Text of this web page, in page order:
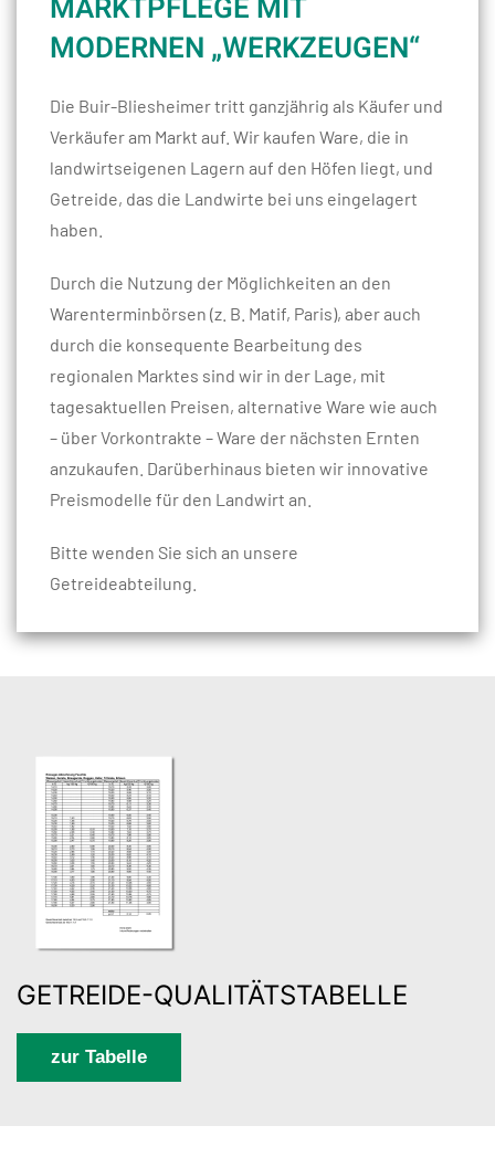
MARKTPFLEGE MIT
MODERNEN „WERKZEUGEN“
Die Buir-Bliesheimer tritt ganzjährig als Käufer und
Verkäufer am Markt auf. Wir kaufen Ware, die in
landwirtseigenen Lagern auf den Höfen liegt, und
Getreide, das die Landwirte bei uns eingelagert
haben.
Durch die Nutzung der Möglichkeiten an den
Warenterminbörsen (z. B. Matif, Paris), aber auch
durch die konsequente Bearbeitung des
regionalen Marktes sind wir in der Lage, mit
tagesaktuellen Preisen, alternative Ware wie auch
– über Vorkontrakte – Ware der nächsten Ernten
anzukaufen. Darüberhinaus bieten wir innovative
Preismodelle für den Landwirt an.
Bitte wenden Sie sich an unsere
Getreideabteilung.
GETREIDE-QUALITÄTSTABELLE
zur Tabelle